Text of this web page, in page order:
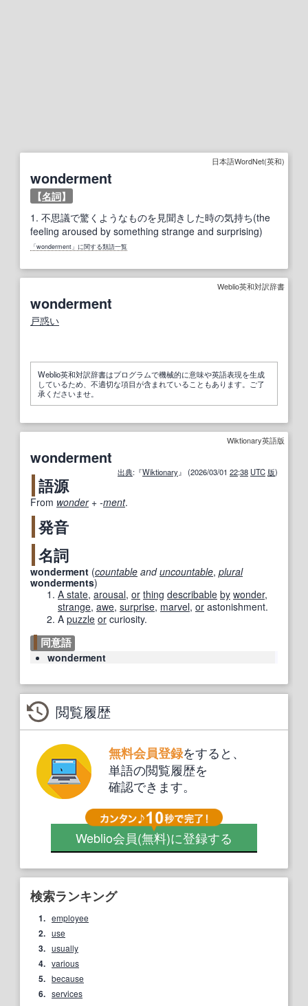
日本語WordNet(英和)
wonderment
【名詞】
1. 不思議で驚くようなものを見聞きした時の気持ち(the
feeling aroused by something strange and surprising)
「wonderment」に関する類語一覧
Weblio英和対訳辞書
wonderment
戸惑い
Weblio英和対訳辞書はプログラムで機械的に意味や英語表現を生成
しているため、不適切な項目が含まれていることもあります。ご了
承くださいませ。
Wiktionary英語版
wonderment
出典:『Wiktionary』 (2026/03/01 22:38 UTC 版)
語源
From wonder+‎ -ment.
発音
名詞
wonderment (countable anduncountable, plural
wonderments)
A state, arousal, or thing describable by wonder,
strange, awe, surprise, marvel, or astonishment.
A puzzle or curiosity.
同意語
wonderment
閲覧履歴
無料会員登録をすると、
単語の閲覧履歴を
確認できます。
Weblio会員(無料)に登録する
検索ランキング
1. employee
2. use
3. usually
4. various
5. because
6. services